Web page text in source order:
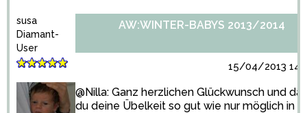
susa
Diamant-
User
AW:WINTER-BABYS 2013/2014
15/04/2013
@Nilla: Ganz herzlichen Glückwunsch und
du deine Übelkeit so gut wie nur möglich in